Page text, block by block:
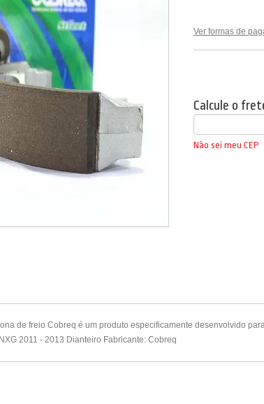
Ver formas de
Calcule o
Não sei meu CEP
de freio Cobreq é um produto especificamente desenvolvido
2011 - 2013 Dianteiro Fabricante: Cobreq